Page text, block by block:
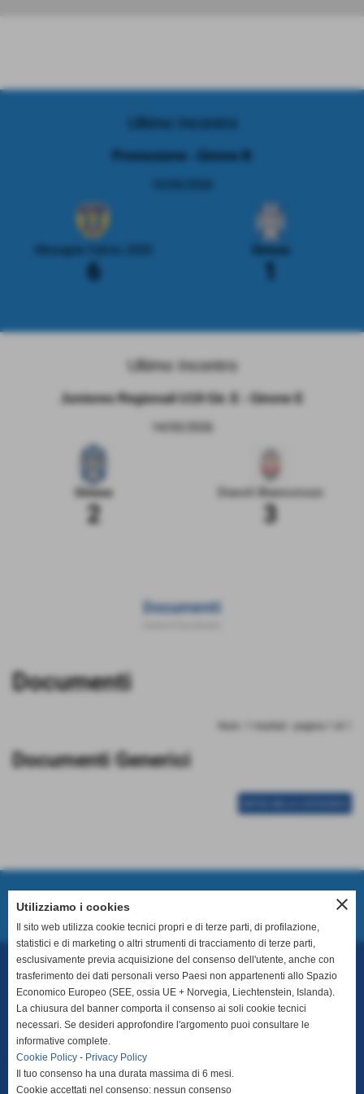
Ultimo Incontro
Promozione - Girone B
Mesagne Calcio 2020 Ginosa
6 1
Ultimo Incontro
Juniores Regionali U19 Gir. E - Girone E
Ginosa Diavoli Biancorossi
2 3
Documenti
Invia
Documenti
Documenti Generici
Prossimo Incontro
ASD Ginosa
Matricola LND 21400
Via per Montescaglioso, snc - 74013 - Ginosa (TA)
P.I. 02959880739 - C.F.: 90073980733
close
Utilizziamo i cookies
Il sito web utilizza cookie tecnici propri e di terze parti, di profilazione,
statistici e di marketing o altri strumenti di tracciamento di terze parti,
esclusivamente previa acquisizione del consenso dell'utente, anche con
trasferimento dei dati personali verso Paesi non appartenenti allo Spazio
Economico Europeo (SEE, ossia UE + Norvegia, Liechtenstein, Islanda).
La chiusura del banner comporta il consenso ai soli cookie tecnici
necessari. Se desideri approfondire l'argomento puoi consultare le
informative complete.
Cookie Policy - Privacy Policy
Il tuo consenso ha una durata massima di 6 mesi.
Cookie accettati nel consenso: nessun consenso